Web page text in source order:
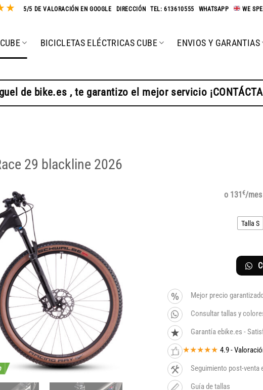
★ 5/5 DE VALORACIÓN EN GOOGLE DIRECCIÓN -TEL: 613610555 WHATSAPP WE
BICICLETAS ELÉCTRICAS CUBE ENVIOS Y GARANTIAS
de bike.es , te garantizo el mejor servicio
29 blackline 2026
o 131€/
Talla S
Mejor precio
Consultar tallas y
Garantía ebike.es -
★★★★★ 4.9 -
Seguimiento post-venta
Guía de tallas